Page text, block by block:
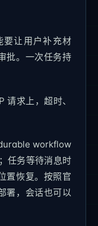
要让用户补充材
批。一次任务持
求上，超时、
workflow
任务等待消息时
置恢复。按照官
署，会话也可以